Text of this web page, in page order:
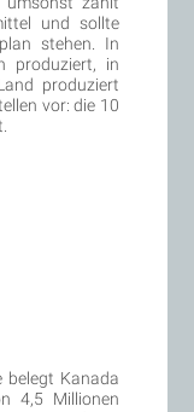
und sollte
stehen. In
produziert, in
produziert
vor: die 10
belegt Kanada
4,5 Millionen